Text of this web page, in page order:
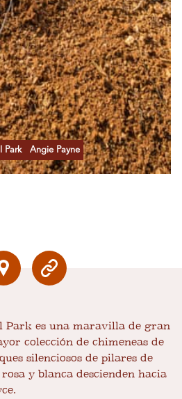
Park Angie Payne
Park es una maravilla de gran
colección de chimeneas de
silenciosos de pilares de
y blanca descienden hacia